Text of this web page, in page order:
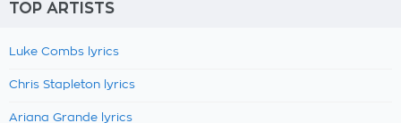
TOP ARTISTS
Luke Combs lyrics
Chris Stapleton lyrics
Ariana Grande lyrics